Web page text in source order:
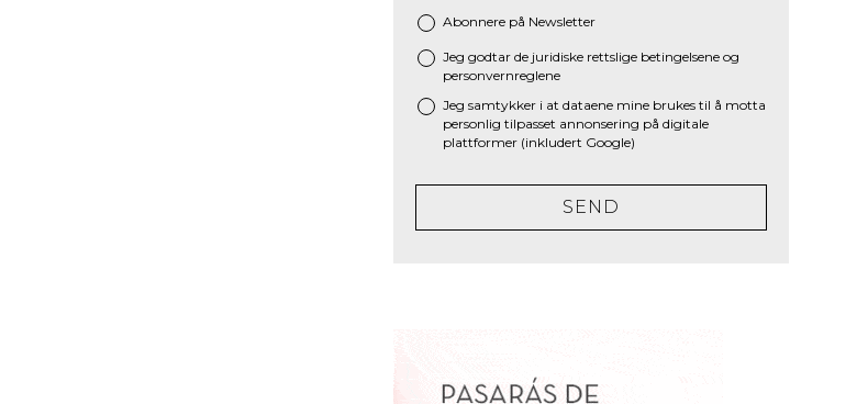
Abonnere på Newsletter
* Jeg godtar de juridiske rettslige betingelsene og
personvernreglene
Jeg samtykker i at dataene mine brukes til å motta
personlig tilpasset annonsering på digitale
plattformer (inkludert Google)
SEND